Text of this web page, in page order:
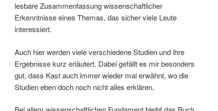
lesbare Zusammenfassung wissenschaftlicher
Erkenntnisse eines Themas, das sicher viele Leute
interessiert.
Auch hier werden viele verschiedene Studien und ihre
Ergebnisse kurz erläutert. Dabei gefällt es mir besonders
gut, dass Kast auch immer wieder mal erwähnt, wo die
Studien eben doch noch nicht alles erklären.